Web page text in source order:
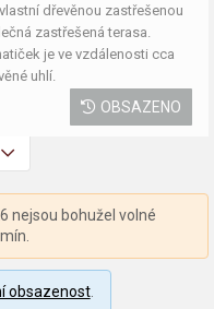
dřevěnou zastřešenou
zastřešená terasa.
je ve vzdálenosti cca
uhlí.
OBSAZENO
nejsou bohužel volné
obsazenost.